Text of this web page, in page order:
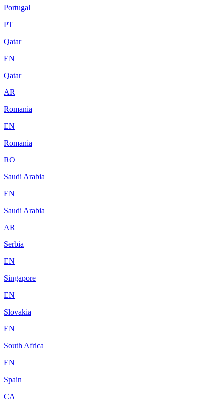
Portugal
PT
Qatar
EN
Qatar
AR
Romania
EN
Romania
RO
Saudi Arabia
EN
Saudi Arabia
AR
Serbia
EN
Singapore
EN
Slovakia
EN
South Africa
EN
Spain
CA